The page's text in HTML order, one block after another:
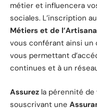
métier et influencera
sociales. L’inscription
Métiers et de
vous conférant ainsi un
vous permettant
continues et à un
Assurez la pérennité
souscrivant une